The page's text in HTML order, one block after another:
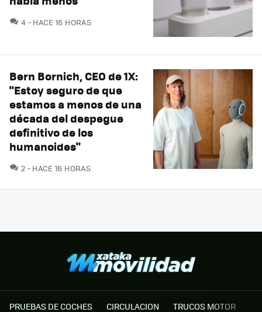
4 COMENTARIOS
HACE 16 HORAS
Bern Bornich, CEO de 1X:
"Estoy seguro de que
estamos a menos de una
década del despegue
definitivo de los
humanoides"
2 COMENTARIOS
HACE 16 HORAS
PRUEBAS DE COCHES CIRCULACION TRUCOS MOTOR